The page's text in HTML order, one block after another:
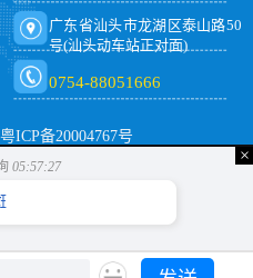
广东省汕头市龙湖区泰山路50
号(汕头动车站正对面)
0754-88051666
ICP备20004767号
×
05:57:27